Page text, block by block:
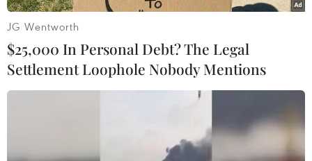
Chủ tịch nước Nguyễn Xuân Phúc phát biểu tại buổi gặp mặt.
JG Wentworth
$25,000 In Personal Debt? The Legal
Settlement Loophole Nobody Mentions